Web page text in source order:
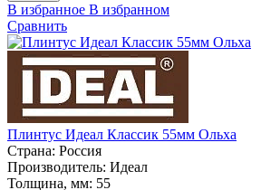
В избранное В избранном
Сравнить
Плинтус Идеал Классик 55мм Ольха
Страна: Россия
Производитель: Идеал
Толщина, мм: 55